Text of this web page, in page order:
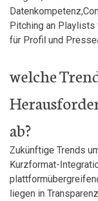
Pitching an⁤
für Profil und⁤
welche
ab?
Zukünftige Trends
Kurzformat-
liegen in